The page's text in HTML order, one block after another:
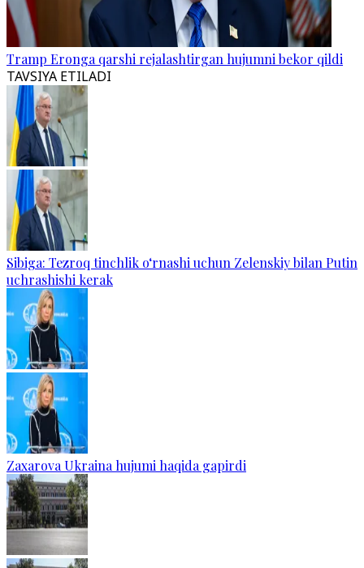
Tramp Eronga qarshi rejalashtirgan hujumni bekor qildi
TAVSIYA ETILADI
Sibiga: Tezroq tinchlik o‘rnashi uchun Zelenskiy bilan Putin
uchrashishi kerak
Zaxarova Ukraina hujumi haqida gapirdi